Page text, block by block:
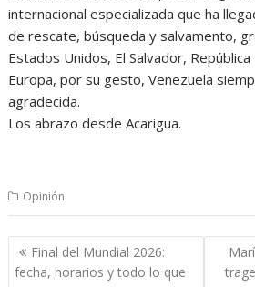
internacional especializada que ha
de rescate, búsqueda y salvamento,
Estados Unidos, El Salvador,
Europa, por su gesto, Venezuela
agradecida.
Los abrazo desde Acarigua.
Opinión
Navegación
de
Final del Mundial 2026:
fecha, horarios y todo lo que